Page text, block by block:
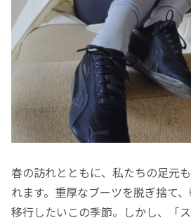
春の訪れとともに、私たちの足元
れます。重厚なブーツを脱ぎ捨て
移行したいこの季節。しかし、「